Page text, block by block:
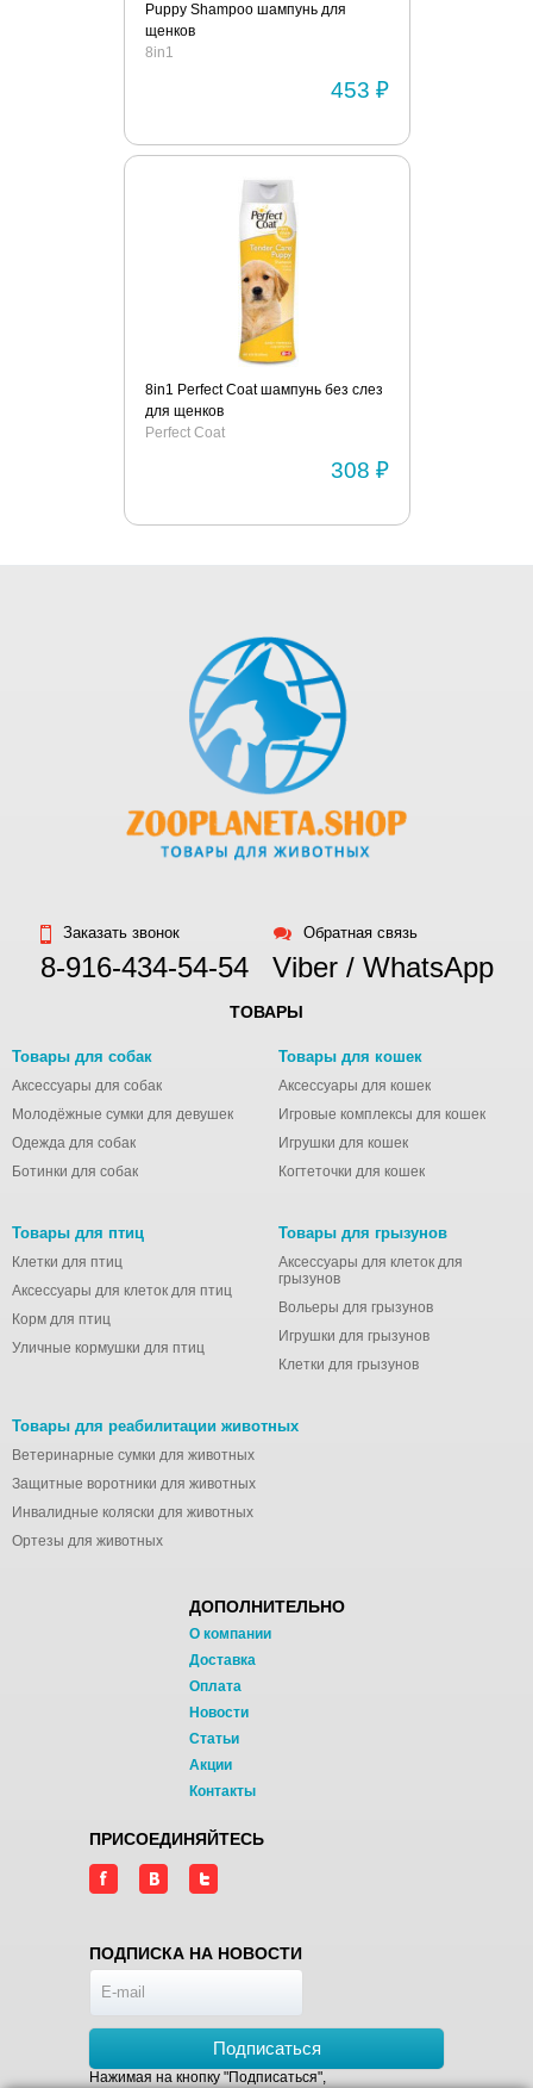
Puppy Shampoo шампунь для
щенков
8in1
453 ₽
8in1 Perfect Coat шампунь без слез
для щенков
Perfect Coat
308 ₽
Заказать звонок
8-916-434-54-54
Обратная связь
Viber / WhatsApp
ТОВАРЫ
Товары для собак
Аксессуары для собак
Молодёжные сумки для девушек
Одежда для собак
Ботинки для собак
Товары для кошек
Аксессуары для кошек
Игровые комплексы для кошек
Игрушки для кошек
Когтеточки для кошек
Товары для птиц
Клетки для птиц
Аксессуары для клеток для птиц
Корм для птиц
Уличные кормушки для птиц
Товары для грызунов
Аксессуары для клеток для
грызунов
Вольеры для грызунов
Игрушки для грызунов
Клетки для грызунов
Товары для реабилитации животных
Ветеринарные сумки для животных
Защитные воротники для животных
Инвалидные коляски для животных
Ортезы для животных
ДОПОЛНИТЕЛЬНО
О компании
Доставка
Оплата
Новости
Статьи
Акции
Контакты
ПРИСОЕДИНЯЙТЕСЬ
ПОДПИСКА НА НОВОСТИ
Подписаться
Нажимая на кнопку "Подписаться",